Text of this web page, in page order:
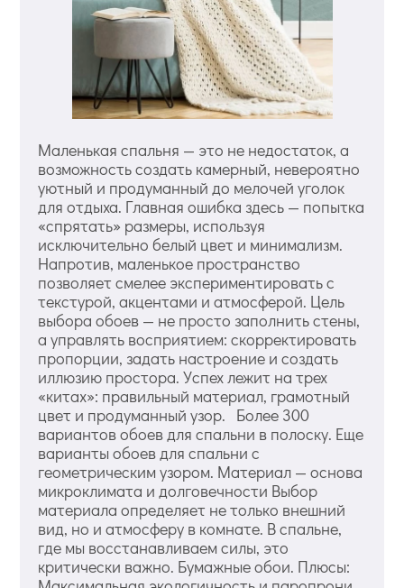
Маленькая спальня — это не недостаток, а
возможность создать камерный, невероятно
уютный и продуманный до мелочей уголок
для отдыха. Главная ошибка здесь — попытка
«спрятать» размеры, используя
исключительно белый цвет и минимализм.
Напротив, маленькое пространство
позволяет смелее экспериментировать с
текстурой, акцентами и атмосферой. Цель
выбора обоев — не просто заполнить стены,
а управлять восприятием: скорректировать
пропорции, задать настроение и создать
иллюзию простора. Успех лежит на трех
«китах»: правильный материал, грамотный
цвет и продуманный узор. Более 300
вариантов обоев для спальни в полоску. Еще
варианты обоев для спальни с
геометрическим узором. Материал — основа
микроклимата и долговечности Выбор
материала определяет не только внешний
вид, но и атмосферу в комнате. В спальне,
где мы восстанавливаем силы, это
критически важно. Бумажные обои. Плюсы: